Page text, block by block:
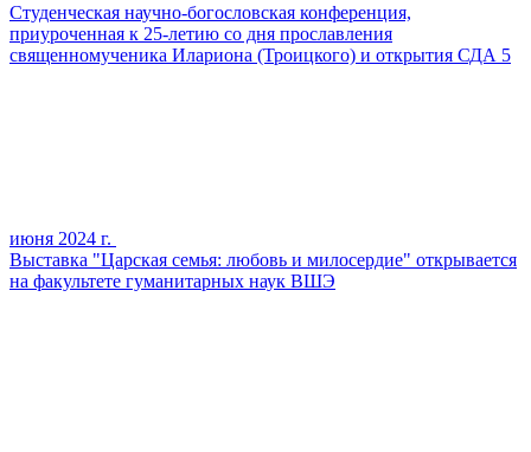
Студенческая научно-богословская конференция,
приуроченная к 25-летию со дня прославления
священномученика Илариона (Троицкого) и открытия СДА 5
июня 2024 г.
Выставка "Царская семья: любовь и милосердие" открывается
на факультете гуманитарных наук ВШЭ